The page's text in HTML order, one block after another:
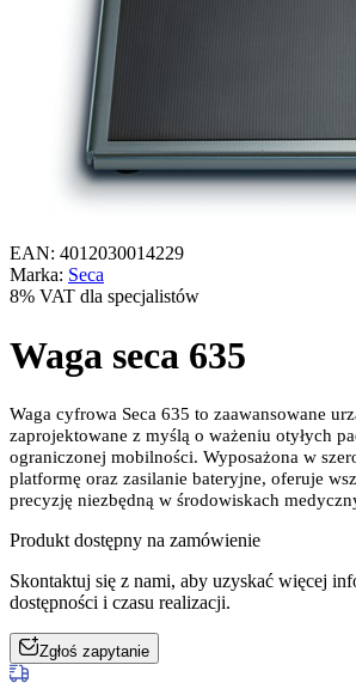
EAN: 4012030014229
Marka: Seca
8% VAT dla specjalistów
Waga seca 635
Waga cyfrowa Seca 635 to zaawansowane
zaprojektowane z myślą o ważeniu otyłych
ograniczonej mobilności. Wyposażona w
platformę oraz zasilanie bateryjne, oferuje
precyzję niezbędną w środowiskach
Produkt dostępny na zamówienie
Skontaktuj się z nami, aby uzyskać więcej
dostępności i czasu realizacji.
Zgłoś zapytanie